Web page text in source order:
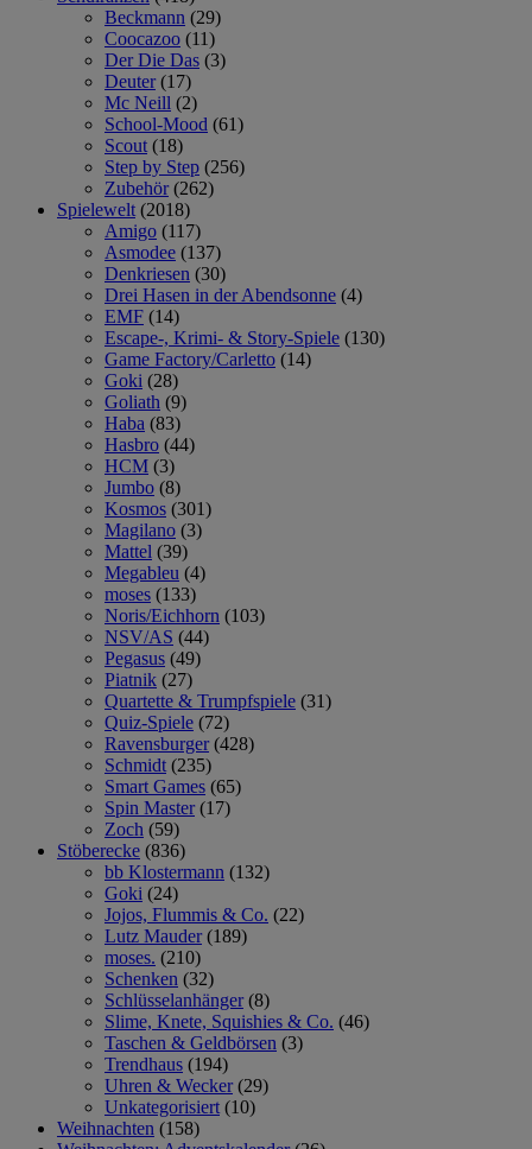
Beckmann (29)
Coocazoo (11)
Der Die Das (3)
Deuter (17)
Mc Neill (2)
School-Mood (61)
Scout (18)
Step by Step (256)
Zubehör (262)
Spielewelt (2018)
Amigo (117)
Asmodee (137)
Denkriesen (30)
Drei Hasen in der Abendsonne (4)
EMF (14)
Escape-, Krimi- & Story-Spiele (130)
Game Factory/Carletto (14)
Goki (28)
Goliath (9)
Haba (83)
Hasbro (44)
HCM (3)
Jumbo (8)
Kosmos (301)
Magilano (3)
Mattel (39)
Megableu (4)
moses (133)
Noris/Eichhorn (103)
NSV/AS (44)
Pegasus (49)
Piatnik (27)
Quartette & Trumpfspiele (31)
Quiz-Spiele (72)
Ravensburger (428)
Schmidt (235)
Smart Games (65)
Spin Master (17)
Zoch (59)
Stöberecke (836)
bb Klostermann (132)
Goki (24)
Jojos, Flummis & Co. (22)
Lutz Mauder (189)
moses. (210)
Schenken (32)
Schlüsselanhänger (8)
Slime, Knete, Squishies & Co. (46)
Taschen & Geldbörsen (3)
Trendhaus (194)
Uhren & Wecker (29)
Unkategorisiert (10)
Weihnachten (158)